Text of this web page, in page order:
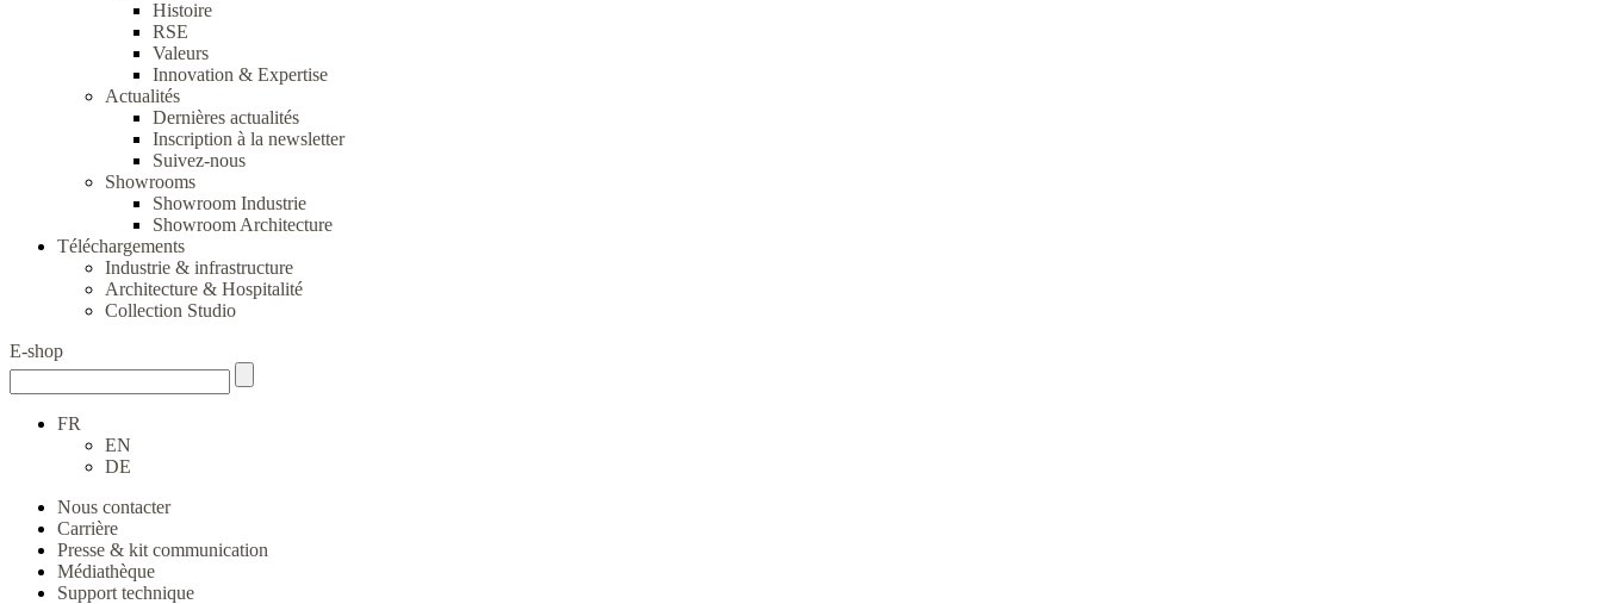
Histoire
RSE
Valeurs
Innovation & Expertise
Actualités
Dernières actualités
Inscription à la newsletter
Suivez-nous
Showrooms
Showroom Industrie
Showroom Architecture
Téléchargements
Industrie & infrastructure
Architecture & Hospitalité
Collection Studio
E-shop
FR
EN
DE
Nous contacter
Carrière
Presse & kit communication
Médiathèque
Support technique